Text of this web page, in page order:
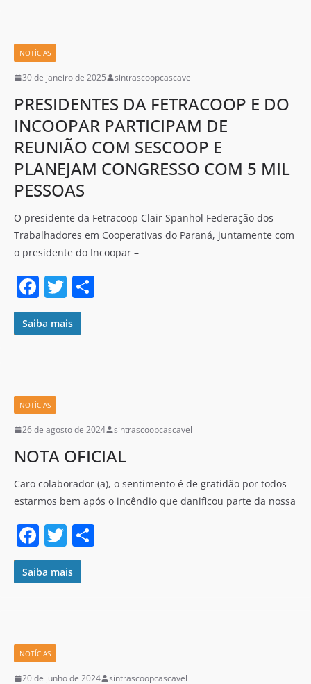
o
o
k
NOTÍCIAS
30 de janeiro de 2025 sintrascoopcascavel
PRESIDENTES DA FETRACOOP E DO
INCOOPAR PARTICIPAM DE
REUNIÃO COM SESCOOP E
PLANEJAM CONGRESSO COM 5 MIL
PESSOAS
O presidente da Fetracoop Clair Spanhol Federação dos
Trabalhadores em Cooperativas do Paraná, juntamente com
o presidente do Incoopar –
F
a
c
o
o
k
T
w
itt
Saiba mais
NOTÍCIAS
26 de agosto de 2024 sintrascoopcascavel
NOTA OFICIAL
Caro colaborador (a), o sentimento é de gratidão por todos
estarmos bem após o incêndio que danificou parte da nossa
F
a
c
o
o
T
w
itt
Saiba mais
NOTÍCIAS
20 de junho de 2024 sintrascoopcascavel